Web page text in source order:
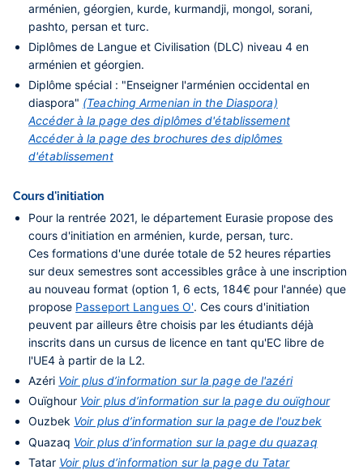
arménien, géorgien, kurde, kurmandji, mongol, sorani,
pashto, persan et turc.
Diplômes de Langue et Civilisation (DLC) niveau 4 en
arménien et géorgien.
Diplôme spécial : "Enseigner l'arménien occidental en
diaspora" (Teaching Armenian in the Diaspora)
Accéder à la page des diplômes d'établissement
Accéder à la page des brochures des diplômes
d'établissement
Cours d'initiation
Pour la rentrée 2021, le département Eurasie propose des
cours d'initiation en arménien, kurde, persan, turc.
Ces formations d'une durée totale de 52 heures réparties
sur deux semestres sont accessibles grâce à une inscription
au nouveau format (option 1, 6 ects, 184€ pour l'année) que
propose Passeport Langues O'. Ces cours d'initiation
peuvent par ailleurs être choisis par les étudiants déjà
inscrits dans un cursus de licence en tant qu'EC libre de
l'UE4 à partir de la L2.
Azéri Voir plus d’information sur la page de l'azéri
Ouïghour Voir plus d’information sur la page du ouïghour
Ouzbek Voir plus d’information sur la page de l'ouzbek
Quazaq Voir plus d’information sur la page du quazaq
Tatar Voir plus d’information sur la page du Tatar